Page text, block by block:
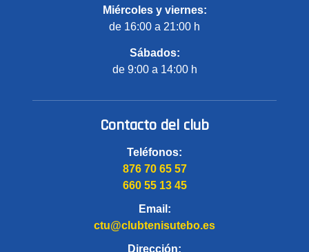
Miércoles y viernes:
de 16:00 a 21:00 h
Sábados:
de 9:00 a 14:00 h
Contacto del club
Teléfonos:
876 70 65 57
660 55 13 45
Email:
ctu@clubtenisutebo.es
Dirección: